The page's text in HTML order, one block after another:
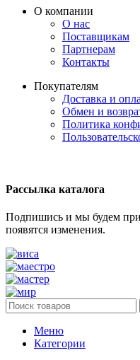
О компании
О нас
Поставщикам
Партнерам
Контакты
Покупателям
Доставка и
Обмен и
Политика
Рассылка каталога
Подпишись и мы будем
появятся изменения.
Меню
Категории